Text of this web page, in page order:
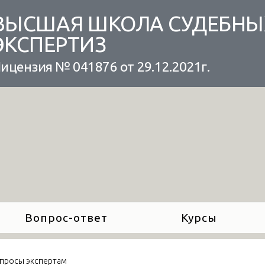
ШКОЛА
№ 041876 от 29.12.2021г.
Вопрос-ответ Курсы
экспертам